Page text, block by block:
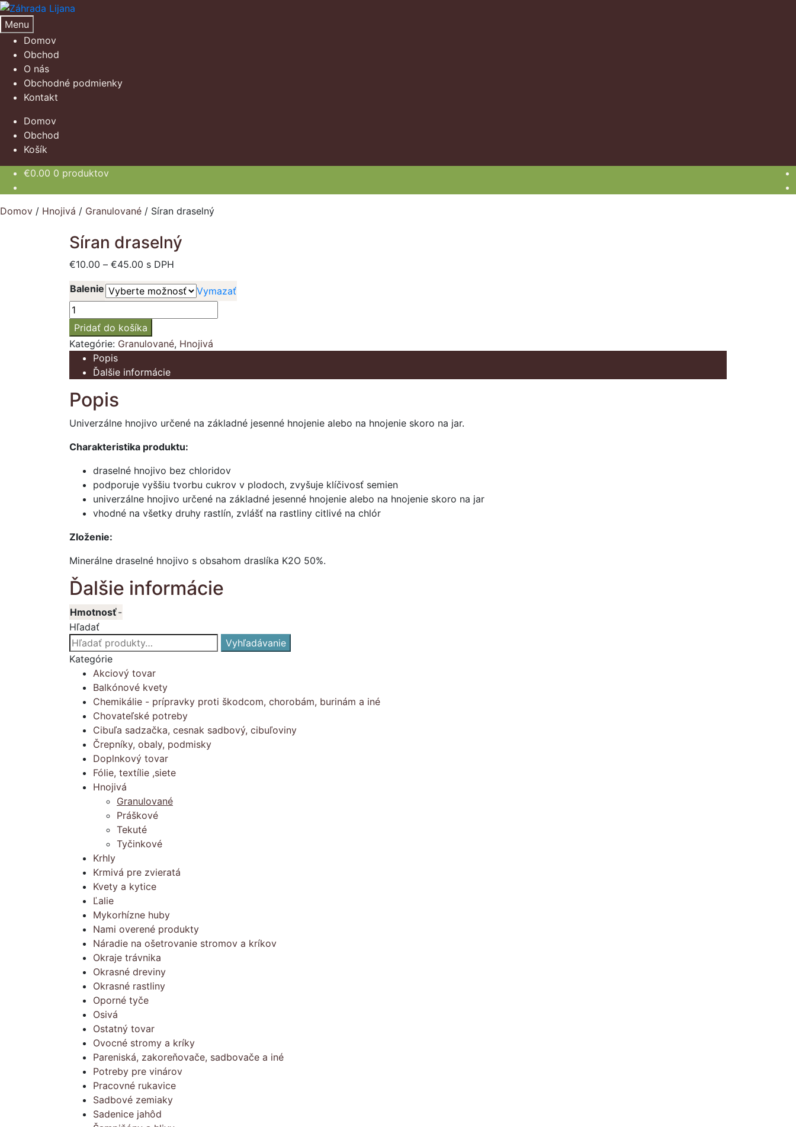
Preskočiť
na
navigáciu
Preskočiť
na
obsah
Menu
Domov
Obchod
O nás
Obchodné podmienky
Kontakt
Domov
Obchod
Košík
€0.00 0 produktov
Domov / Hnojivá / Granulované / Síran draselný
Síran draselný
€10.00 – €45.00 Price
€10.00
€45.00
s DPH
Balenie
Vymazať
množstvo
Síran
draselný
Pridať do košíka
Kategórie: Granulované, Hnojivá
Popis
Ďalšie informácie
Popis
Univerzálne hnojivo určené na základné jesenné hnojenie alebo na hnojenie skoro na jar.
Charakteristika produktu:
draselné hnojivo bez chloridov
podporuje vyššiu tvorbu cukrov v plodoch, zvyšuje klíčivosť semien
univerzálne hnojivo určené na základné jesenné hnojenie alebo na hnojenie skoro na jar
vhodné na všetky druhy rastlín, zvlášť na rastliny citlivé na chlór
Zloženie:
Minerálne draselné hnojivo s obsahom draslíka K2O 50%.
Ďalšie informácie
Hmotnosť-
Hľadať
Hľadať:
Vyhľadávanie
Kategórie
Akciový tovar
Balkónové kvety
Chemikálie - prípravky proti škodcom, chorobám, burinám a iné
Chovateľské potreby
Cibuľa sadzačka, cesnak sadbový, cibuľoviny
Črepníky, obaly, podmisky
Doplnkový tovar
Fólie, textílie ,siete
Hnojivá
Granulované
Práškové
Tekuté
Tyčinkové
Krhly
Krmivá pre zvieratá
Kvety a kytice
Ľalie
Mykorhízne huby
Nami overené produkty
Náradie na ošetrovanie stromov a kríkov
Okraje trávnika
Okrasné dreviny
Okrasné rastliny
Oporné tyče
Osivá
Ostatný tovar
Ovocné stromy a kríky
Pareniská, zakoreňovače, sadbovače a iné
Potreby pre vinárov
Pracovné rukavice
Sadbové zemiaky
Sadenice jahôd